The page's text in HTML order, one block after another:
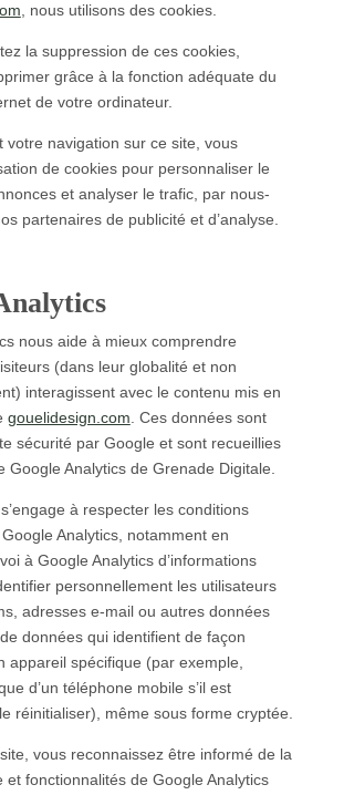
, nous utilisons des cookies.
la suppression de ces cookies,
grâce à la fonction adéquate du
de votre ordinateur.
votre navigation sur ce site, vous
de cookies pour personnaliser le
et analyser le trafic, par nous-
partenaires de publicité et d’analyse.
nous aide à mieux comprendre
(dans leur globalité et non
interagissent avec le contenu mis en
gouelidesign.com. Ces données sont
sécurité par Google et sont recueillies
Google Analytics de Grenade Digitale.
à respecter les conditions
Google Analytics, notamment en
à Google Analytics d’informations
personnellement les utilisateurs
adresses e-mail ou autres données
données qui identifient de façon
appareil spécifique (par exemple,
d’un téléphone mobile s’il est
réinitialiser), même sous forme cryptée.
vous reconnaissez être informé de la
fonctionnalités de Google Analytics